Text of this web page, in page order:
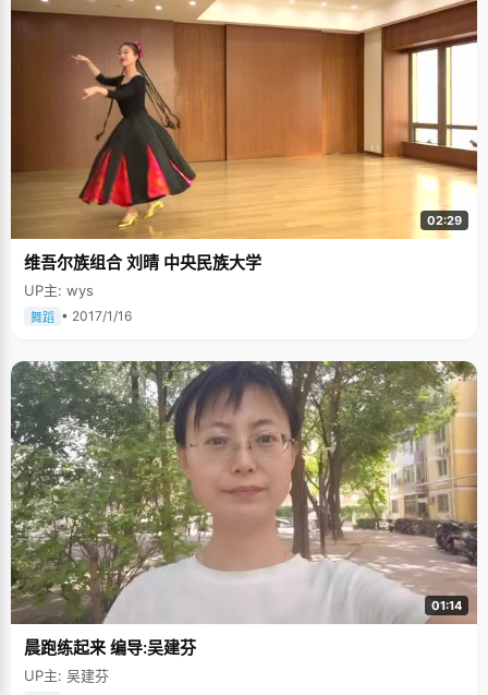
02:29
维吾尔族组合 刘晴 中央民族大学
UP主: wys
舞蹈 • 2017/1/16
01:14
晨跑练起来 编导:吴建芬
UP主: 吴建芬